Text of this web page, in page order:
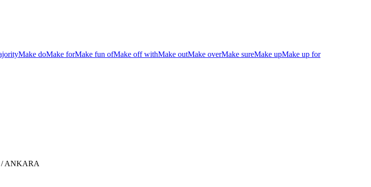
Make doMake forMake fun ofMake off withMake outMake overMake sureMake upMake up for
/ ANKARA